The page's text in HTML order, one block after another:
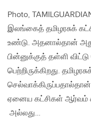
Photo,
இலங்கைத் தமிழரசுக்
உண்டு. அதனால்தான்
பின்னுக்குத் தள்ளி
பெற்றிருக்கிறது.
ஏனைய கட்சிகள் ஆர்வம்
அல்லது…